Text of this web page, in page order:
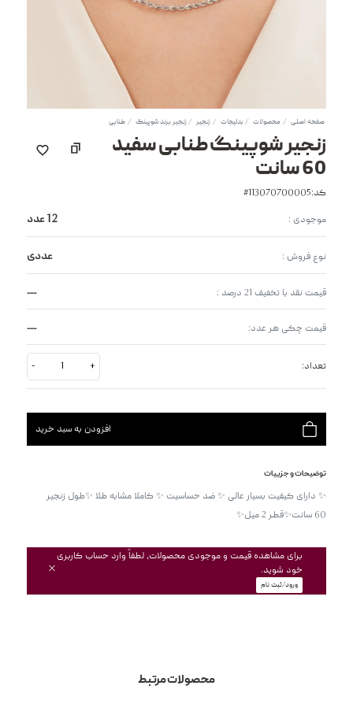
صفحه اصلی محصولات بدلیجات زنجیر زنجیر برند شوپینگ طنابی
زنجیر شوپینگ طنابی سفید
60 سانت
کد:113070700005#
موجودی : 12 عدد
نوع فروش : عددی
قیمت نقد با تخفیف 21 درصد : ---
قیمت چکی هر عدد: ---
تعداد: +
-
افزودن به سبد خرید
توضیحات و جزییات
60 سانت✨قطر 2 میل✨
برای مشاهده قیمت و موجودی محصولات، لطفاً وارد حساب کاربری
خود شوید.
ورود/ثبت نام
محصولات مرتبط